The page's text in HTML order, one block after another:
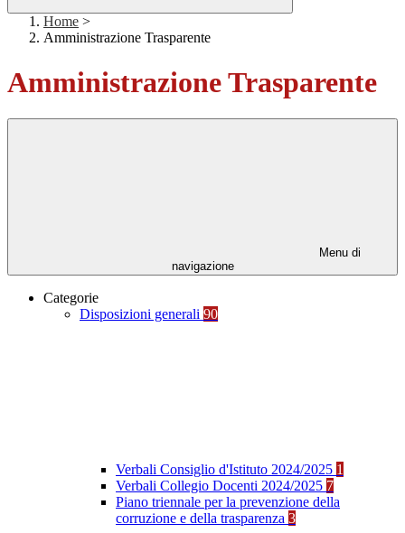
Home >
Amministrazione Trasparente
Amministrazione Trasparente
Menu di
navigazione
Categorie
Disposizioni generali 90
Verbali Consiglio d'Istituto 2024/2025 1
Verbali Collegio Docenti 2024/2025 7
Piano triennale per la prevenzione della
corruzione e della trasparenza 3